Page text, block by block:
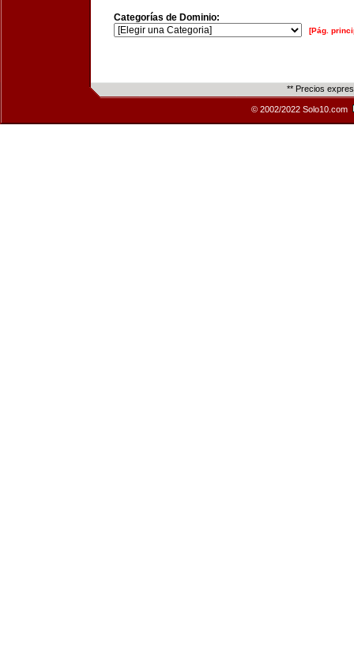
Categorías de Dominio:
[Pág.
** Precios
© 2002/2022 Solo10.com